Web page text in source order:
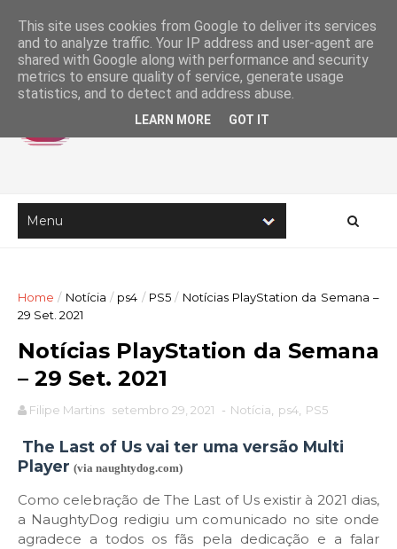
Home / Notícia / ps4 / PS5 / Notícias PlayStation da Semana –
29 Set. 2021
Notícias PlayStation da Semana
– 29 Set. 2021
Filipe Martins setembro 29, 2021 - Notícia ps4 PS5
The Last of Us vai ter uma versão Multi
Player (via naughtydog.com)
Como celebração de The Last of Us existir à 2021 dias,
a NaughtyDog redigiu um comunicado no site onde
agradece a todos os fãs pela dedicação e a falar
This site uses cookies from Google to deliver its services
and to analyze traffic. Your IP address and user-agent are
shared with Google along with performance and security
metrics to ensure quality of service, generate usage
statistics, and to detect and address abuse.
LEARN MORE GOT IT